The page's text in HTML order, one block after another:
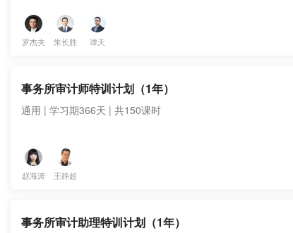
罗杰夫 朱长胜 谭天
事务所审计师特训计划（1年）
通用 | 学习期366天 | 共150课时
赵海涛 王静超
事务所审计助理特训计划（1年）